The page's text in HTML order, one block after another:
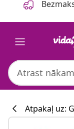
Atpakaļ uz: